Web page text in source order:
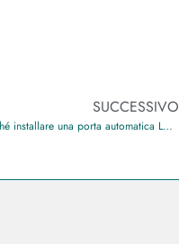
SUCCESSIVO
Perché installare una porta automatica LABEL nel tuo punto vendita.